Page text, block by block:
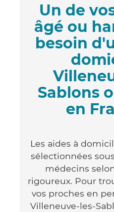
Un de
âgé ou
besoin
Sablons
en
Les aides à
sélectionnées
médecins
rigoureux. Pour
vos proches en
Villeneuve-les-